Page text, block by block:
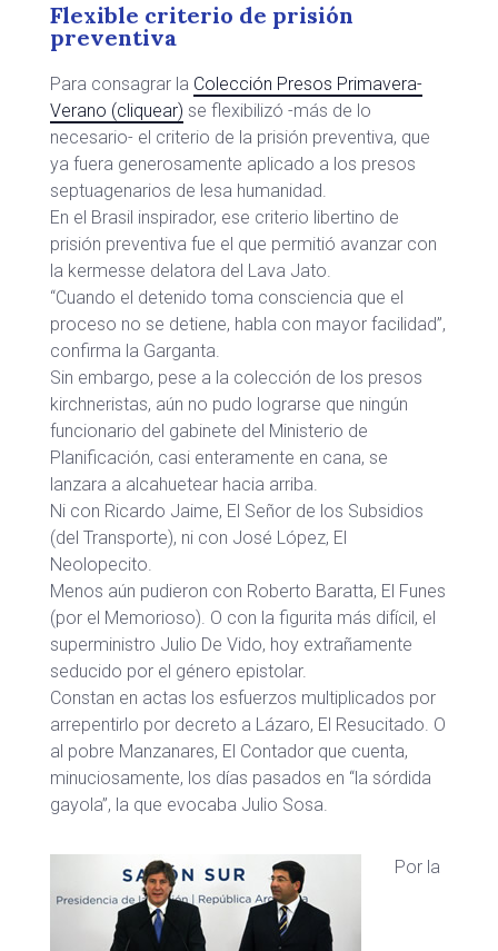
Flexible criterio de prisión
preventiva
Para consagrar la Colección Presos Primavera-
Verano (cliquear) se flexibilizó -más de lo
necesario- el criterio de la prisión preventiva, que
ya fuera generosamente aplicado a los presos
septuagenarios de lesa humanidad.
En el Brasil inspirador, ese criterio libertino de
prisión preventiva fue el que permitió avanzar con
la kermesse delatora del Lava Jato.
“Cuando el detenido toma consciencia que el
proceso no se detiene, habla con mayor facilidad”,
confirma la Garganta.
Sin embargo, pese a la colección de los presos
kirchneristas, aún no pudo lograrse que ningún
funcionario del gabinete del Ministerio de
Planificación, casi enteramente en cana, se
lanzara a alcahuetear hacia arriba.
Ni con Ricardo Jaime, El Señor de los Subsidios
(del Transporte), ni con José López, El
Neolopecito.
Menos aún pudieron con Roberto Baratta, El Funes
(por el Memorioso). O con la figurita más difícil, el
superministro Julio De Vido, hoy extrañamente
seducido por el género epistolar.
Constan en actas los esfuerzos multiplicados por
arrepentirlo por decreto a Lázaro, El Resucitado. O
al pobre Manzanares, El Contador que cuenta,
minuciosamente, los días pasados en “la sórdida
gayola”, la que evocaba Julio Sosa.
Por la